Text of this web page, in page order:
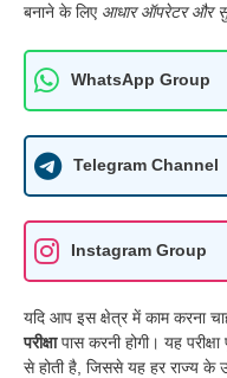
बनाने के लिए आधार ऑपरेटर और
WhatsApp Group
Telegram Channel
Instagram Group
यदि आप इस क्षेत्र में काम करना
परीक्षापास करनी होगी। यह
से होती है, जिससे यह हर राज्य के